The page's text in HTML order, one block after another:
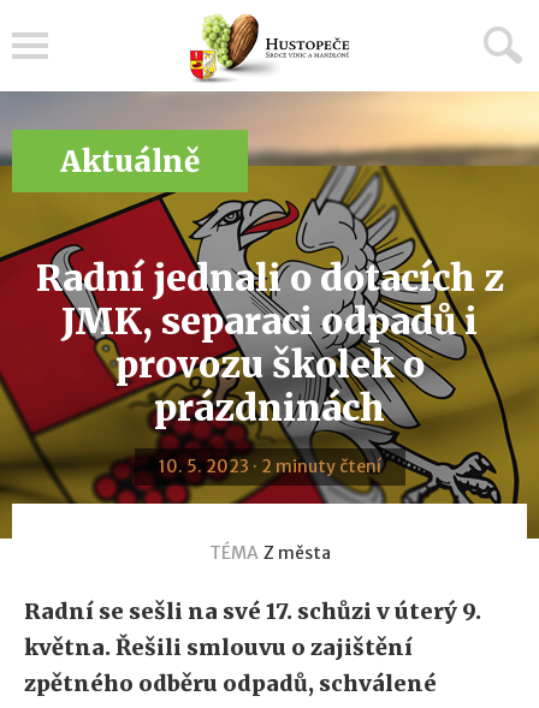
Aktuálně
Radní jednali o dotacích z
JMK, separaci odpadů i
provozu školek o
prázdninách
10. 5. 2023 · 2 minuty čtení
TÉMA Z města
Radní se sešli na své 17. schůzi v úterý 9.
května. Řešili smlouvu o zajištění
zpětného odběru odpadů, schválené